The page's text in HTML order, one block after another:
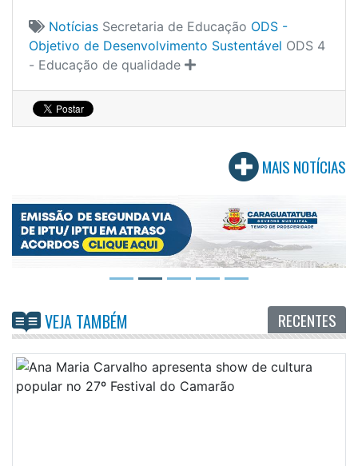
Notícias Secretaria de Educação ODS -
Objetivo de Desenvolvimento Sustentável ODS 4
- Educação de qualidade
MAIS NOTÍCIAS
VEJA TAMBÉM RECENTES